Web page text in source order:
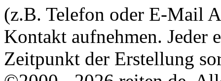
(z.B. Telefon oder E-Mail
Kontakt aufnehmen. Jeder
Zeitpunkt der Erstellung